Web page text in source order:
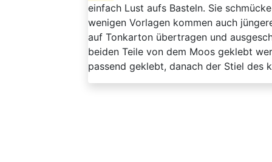
einfach Lust aufs Basteln. Sie
wenigen Vorlagen kommen auch
auf Tonkarton übertragen und
beiden Teile von dem Moos geklebt
passend geklebt, danach der Stiel des